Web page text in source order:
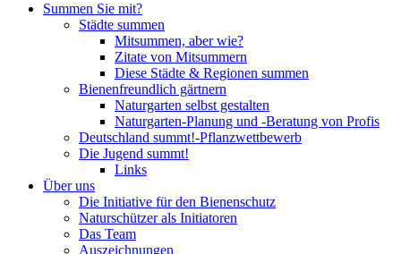
Summen Sie mit?
Städte summen
Mitsummen, aber wie?
Zitate von Mitsummern
Diese Städte & Regionen summen
Bienenfreundlich gärtnern
Naturgarten selbst gestalten
Naturgarten-Planung und -Beratung von Profis
Deutschland summt!-Pflanzwettbewerb
Die Jugend summt!
Links
Über uns
Die Initiative für den Bienenschutz
Naturschützer als Initiatoren
Das Team
Auszeichnungen